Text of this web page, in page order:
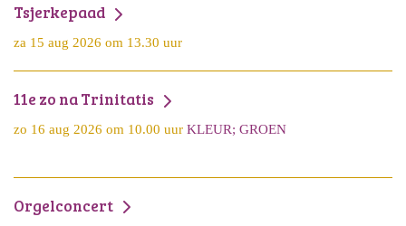
Tsjerkepaad
za 15 aug 2026 om 13.30 uur
11e zo na Trinitatis
zo 16 aug 2026 om 10.00 uur KLEUR; GROEN
Orgelconcert